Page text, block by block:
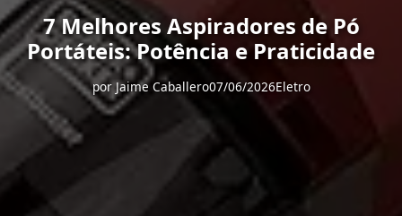
7 Melhores Aspiradores de Pó
Portáteis: Potência e Praticidade
porJaime Caballero07/06/2026Eletro